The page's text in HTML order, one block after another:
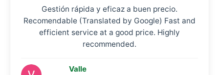
Gestión rápida y eficaz a buen precio.
Recomendable (Translated by Google) Fast and
efficient service at a good price. Highly
recommended.
Valle